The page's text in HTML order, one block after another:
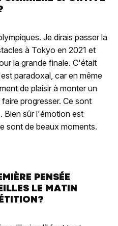
Je dirais passer la
à Tokyo en 2021 et
la grande finale. C'était
paradoxal, car en même
de plaisir à monter un
progresser. Ce sont
Bien sûr l'émotion est
sont de beaux moments.
PENSÉE
LE MATIN